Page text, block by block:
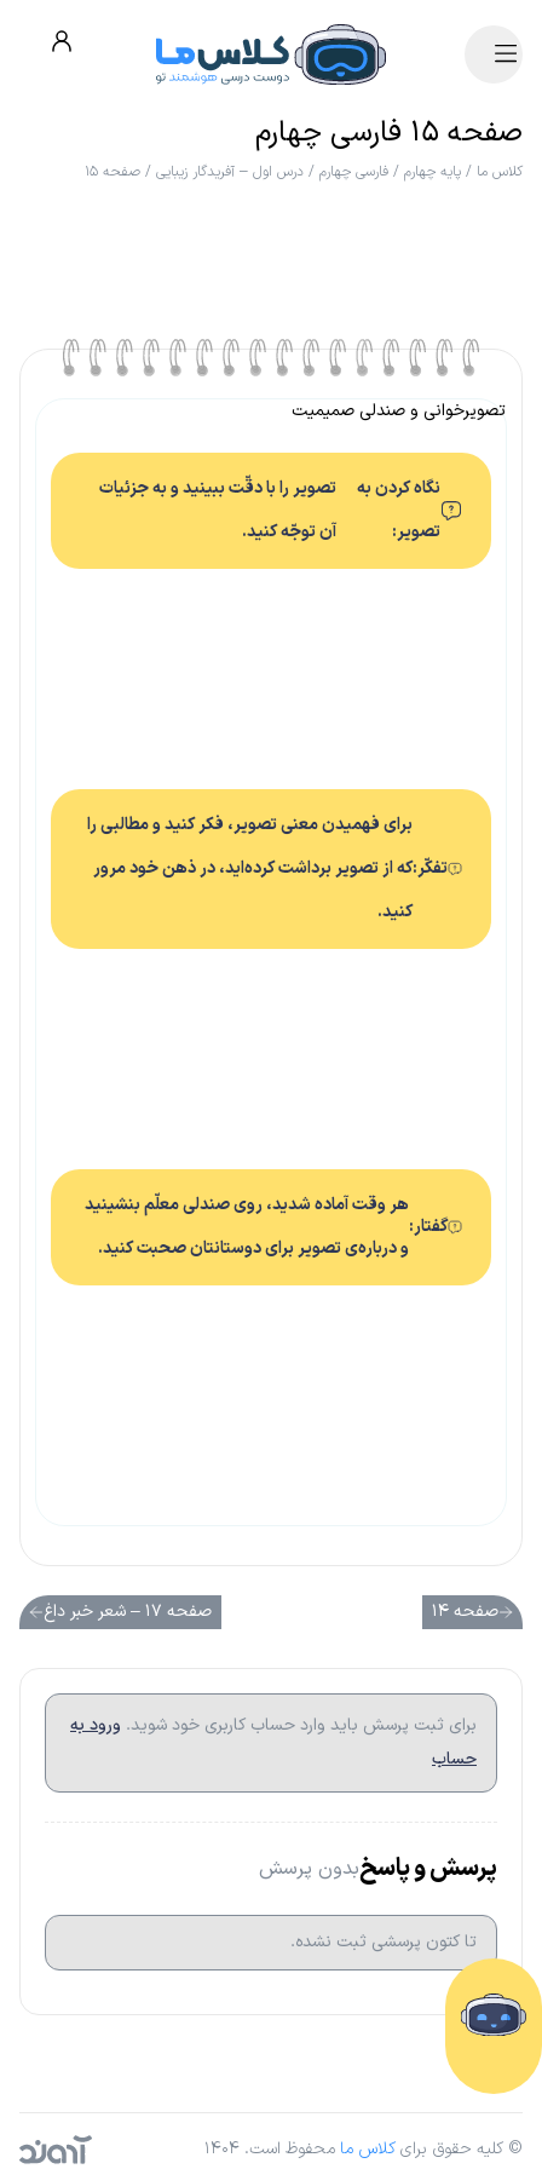
صفحه ۱۵ فارسی چهارم
کلاس ما / پایه چهارم / فارسی چهارم / درس اول – آفریدگار زیبایی / صفحه ۱۵
تصویرخوانی و صندلی صمیمیت
نگاه کردن به
تصویر:
تصویر را با دقّت ببینید و به جزئیات
آن توجّه کنید.
تفکّر:
برای فهمیدن معنی تصویر، فکر کنید و مطالبی را
که از تصویر برداشت کرده‌اید، در ذهن خود مرور
کنید.
گفتار:
هر وقت آماده شدید، روی صندلی معلّم بنشینید
و درباره‌ی تصویر برای دوستانتان صحبت کنید.
صفحه ۱۴ صفحه ۱۷ – شعر خبر داغ
برای ثبت پرسش باید وارد حساب کاربری خود شوید. ورود به
حساب
پرسش و پاسخبدون پرسش
تا کتون پرسشی ثبت نشده.
© کلیه حقوق برایکلاس ما محفوظ است. ۱۴۰۴